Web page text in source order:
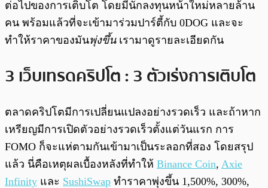
ต่อไปของการเติบโต โดยมีนักลงทุนหน้าใหม่หลายล้าน
คน พร้อมแล้วที่จะเข้ามาร่วมปาร์ตี้กับ 0DOG และจะ
ทำให้ราคาของมันพุ่งขึ้น เรามาดูรายละเอียดกัน
3 เว็บเทรดคริปโต : 3 ตัวเร่งการเติบโต
ตลาดคริปโตมีการเปลี่ยนแปลงอย่างรวดเร็ว และถ้าหาก
เหรียญมีการเปิดตัวอย่างรวดเร็วตั้งแต่วันแรก การ
FOMO ก็จะแห่ตามกันเข้ามาเป็นระลอกที่สอง โดยสรุป
แล้ว นี่คือเหตุผลเบื้องหลังที่ทำให้ Binance Coin, Axie
Infinity และ SushiSwap ทำราคาพุ่งขึ้น 1,500%, 300%,